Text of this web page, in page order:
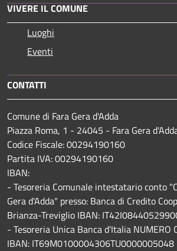
VIVERE IL COMUNE
Luoghi
Eventi
CONTATTI
Comune di Fara Gera d'Adda
Piazza Roma, 1 - 24045 - Fara Gera
Codice Fiscale: 00294190160
Partita IVA: 00294190160
IBAN:
- Tesoreria Comunale intestatario conto
Gera d'Adda" presso: Banca di Credito
Brianza-Treviglio IBAN:
- Tesoreria Unica Banca d'Italia NUMERO
IBAN: IT69M0100004306TU0000005048